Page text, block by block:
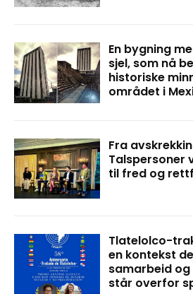
En bygning
sjel, som nå
historiske
området i
Fra
Talspersoner
til fred og
Tlatelolco-
en kontekst
samarbeid
står overfor